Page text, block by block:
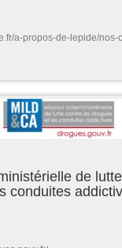
a-propos-de-lepide/nos-
de
conduites